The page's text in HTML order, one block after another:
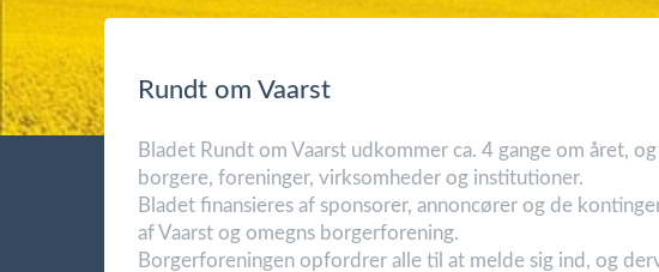
Rundt om Vaarst
Bladet Rundt om Vaarst udkommer ca. 4 gange om året,
borgere, foreninger, virksomheder og institutioner.
Bladet finansieres af sponsorer, annoncører og de
af Vaarst og omegns borgerforening.
Borgerforeningen opfordrer alle til at melde sig ind, og